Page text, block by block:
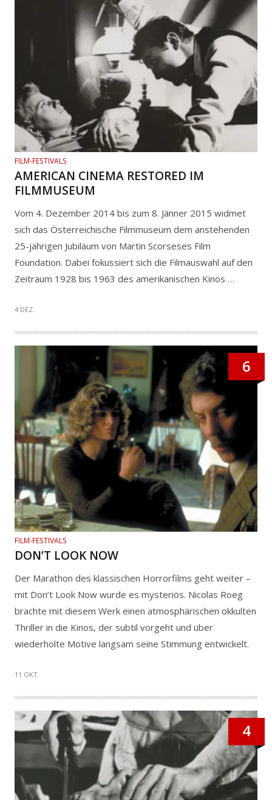
FILM-FESTIVALS
AMERICAN CINEMA RESTORED IM
FILMMUSEUM
Vom 4. Dezember 2014 bis zum 8. Jänner 2015 widmet
sich das Österreichische Filmmuseum dem anstehenden
25-jährigen Jubiläum von Martin Scorseses Film
Foundation. Dabei fokussiert sich die Filmauswahl auf den
Zeitraum 1928 bis 1963 des amerikanischen Kinos …
4 DEZ.
6
FILM-FESTIVALS
DON’T LOOK NOW
Der Marathon des klassischen Horrorfilms geht weiter –
mit Don’t Look Now wurde es mysteriös. Nicolas Roeg
brachte mit diesem Werk einen atmosphärischen okkulten
Thriller in die Kinos, der subtil vorgeht und über
wiederholte Motive langsam seine Stimmung entwickelt.
11 OKT.
4